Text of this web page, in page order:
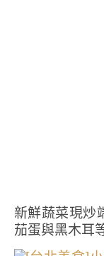
新鮮蔬菜現炒
茄蛋與黑木耳